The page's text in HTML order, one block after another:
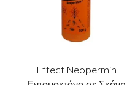
Effect Neopermin